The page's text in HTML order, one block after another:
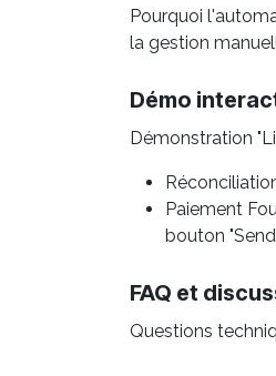
Pourquoi
la gestion
Démo
Démonstration
Paiement
bouton
FAQ et
Questions